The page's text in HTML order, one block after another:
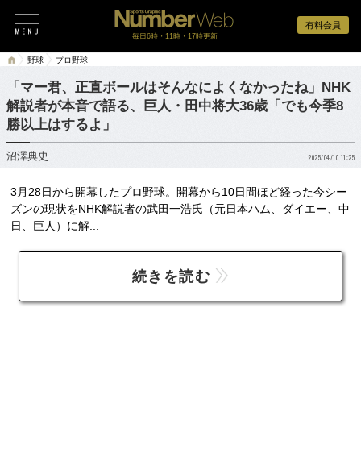
有料会員
毎日6時・11時・17時更新
野球 プロ野球
「マー君、正直ボールはそんなによくなかったね」NHK
解説者が本音で語る、巨人・田中将大36歳「でも今季8
勝以上はするよ」
沼澤典史 2025/04/10 11:25
3月28日から開幕したプロ野球。開幕から10日間ほど経った今シー
ズンの現状をNHK解説者の武田一浩氏（元日本ハム、ダイエー、中
日、巨人）に解...
続きを読む